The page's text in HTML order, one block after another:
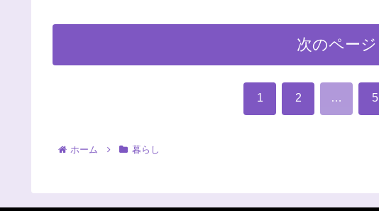
次のページ
1 2 … 5
ホーム 暮らし